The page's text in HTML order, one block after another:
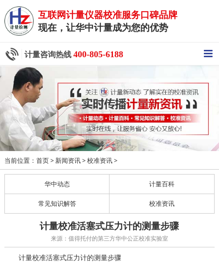
互联网计量仪器校准服务口碑品牌
现在，让华中计量成为您的优势
计量咨询热线 400-805-6188
当前位置： 首页> 新闻资讯> 校准资讯>
华中动态 计量百科
常见知识解答 校准资讯
计量校准活塞式压力计的测量步骤
来源：值得托付的第三方华中公正校准实验室
计量校准活塞式压力计的测量步骤